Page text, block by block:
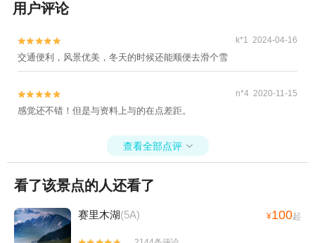
用户评论

 k*1 2024-04-16
交通便利，风景优美，冬天的时候还能顺便去滑个雪

 n*4 2020-11-15
感觉还不错！但是与资料上与的在点差距。
查看全部点评 
看了该景点的人还看了
赛里木湖(5A) ¥100起